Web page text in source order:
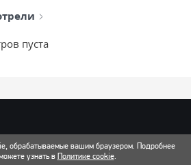
пуста
обрабатываемые вашим браузером. Подробнее
узнать вПолитике cookie.